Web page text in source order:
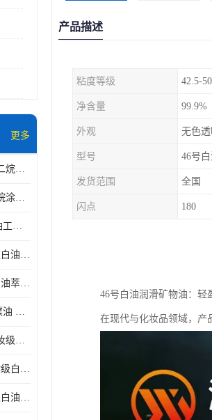
更多
北京石景山供应异构十二烷香精助剂
北京东城供应异构十二烷涂料胶粘油墨稀释剂
北京东城供应D40溶剂油工业金属清洗
北京东城供应5号化妆级白油钻井液润滑剂
北京东城供应260号溶剂油萃取溶剂油金属萃取剂
北京东城供应RP3航空煤油 高含量国标工业级航空煤油燃料油 无色透明
北京石景山供应10号化妆级白油高精密机械润滑油
北京石景山供应5号化妆级白油缝纫机油 设备润滑油
北京丰台供应5号化妆级白油纤维与织物柔软光亮
产品描述
粘度等级 42.5-50
净含量 99.9%
外观 无色透
型号 46号白
发货范围 全国
闪点 180
46号白油润滑矿物油：轻
在现代与化妆品领域，产